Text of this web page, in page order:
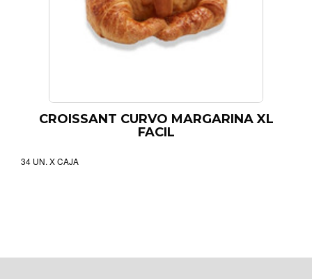
CROISSANT CURVO MARGARINA XL
FACIL
34 UN. X CAJA